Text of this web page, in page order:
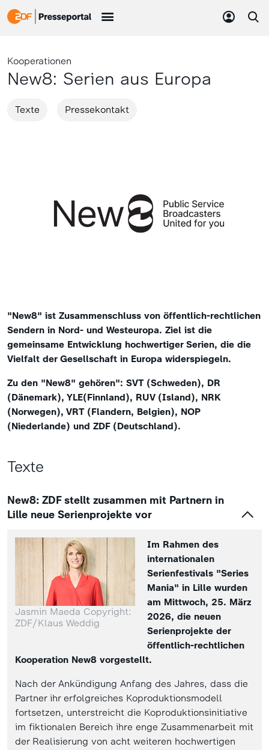
Kooperationen
New8: Serien aus Europa
Texte Pressekontakt
"New8" ist Zusammenschluss von öffentlich-rechtlichen
Sendern in Nord- und Westeuropa. Ziel ist die
gemeinsame Entwicklung hochwertiger Serien, die die
Vielfalt der Gesellschaft in Europa widerspiegeln.
Zu den "New8" gehören": SVT (Schweden), DR
(Dänemark), YLE(Finnland), RUV (Island), NRK
(Norwegen), VRT (Flandern, Belgien), NOP
(Niederlande) und ZDF (Deutschland).
Texte
New8: ZDF stellt zusammen mit Partnern in
Lille neue Serienprojekte vor
Jasmin Maeda Copyright:
ZDF/Klaus Weddig
Im Rahmen des
internationalen
Serienfestivals "Series
Mania" in Lille wurden
am Mittwoch, 25. März
2026, die neuen
Serienprojekte der
öffentlich-rechtlichen
Kooperation New8 vorgestellt.
Nach der Ankündigung Anfang des Jahres, dass die
Partner ihr erfolgreiches Koproduktionsmodell
fortsetzen, unterstreicht die Koproduktionsinitiative
im fiktionalen Bereich ihre enge Zusammenarbeit mit
der Realisierung von acht weiteren hochwertigen